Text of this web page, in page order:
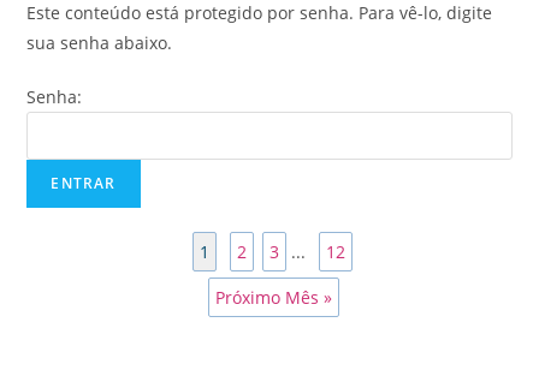
Este conteúdo está protegido por senha. Para vê-lo, digite
sua senha abaixo.
Senha:
1 2 3 ...
12
Próximo Mês »